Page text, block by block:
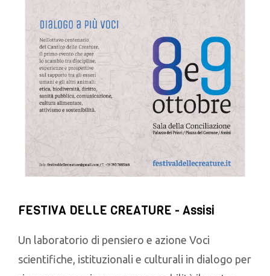
FESTIVA DELLE CREATURE - Assisi
Un laboratorio di pensiero e azione Voci
scientifiche, istituzionali e culturali in dialogo per